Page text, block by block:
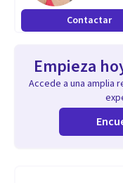
Contactar
Empieza
Accede a una amplia